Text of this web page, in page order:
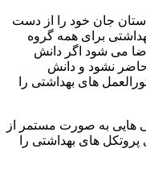
در استان جان خود را از دست
برای همه گروه
می شود اگر دانش
نشود و دانش
های بهداشتی را
هایی به صورت مستمر از
های بهداشتی را